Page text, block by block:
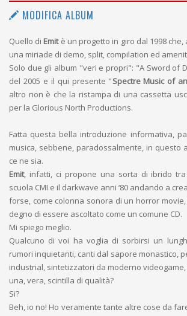
MODIFICA ALBUM
Quello di Emitè un progetto in giro dal 1998 che,
una miriade di demo, split, compilation ed
Solo due gli album "veri e propri": "A Sword of
del 2005 e il qui presente "Spectre Music of
altro non è che la ristampa di una cassetta
per la Glorious North Productions.
Fatta questa bella introduzione informativa,
musica, sebbene, paradossalmente, in questo
ce ne sia.
Emit, infatti, ci propone una sorta di ibrido
scuola CMI e il darkwave anni ‘80 andando a
forse, come colonna sonora di un horror
degno di essere ascoltato come un comune CD.
Mi spiego meglio.
Qualcuno di voi ha voglia di sorbirsi un
rumori inquietanti, canti dal sapore monastico,
industrial, sintetizzatori da moderno videogame,
una, vera, scintilla di qualità?
Si?
Beh, io no! Ho veramente tante altre cose da